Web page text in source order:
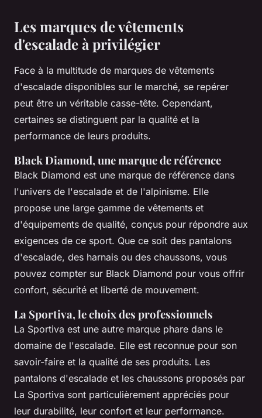
Les marques de vêtements
d'escalade à privilégier
Face à la multitude de marques de vêtements
d'escalade disponibles sur le marché, se repérer
peut être un véritable casse-tête. Cependant,
certaines se distinguent par la qualité et la
performance de leurs produits.
Black Diamond, une marque de référence
Black Diamond est une marque de référence dans
l'univers de l'escalade et de l'alpinisme. Elle
propose une large gamme de vêtements et
d'équipements de qualité, conçus pour répondre aux
exigences de ce sport. Que ce soit des pantalons
d'escalade, des harnais ou des chaussons, vous
pouvez compter sur Black Diamond pour vous offrir
confort, sécurité et liberté de mouvement.
La Sportiva, le choix des professionnels
La Sportiva est une autre marque phare dans le
domaine de l'escalade. Elle est reconnue pour son
savoir-faire et la qualité de ses produits. Les
pantalons d'escalade et les chaussons proposés par
La Sportiva sont particulièrement appréciés pour
leur durabilité, leur confort et leur performance.